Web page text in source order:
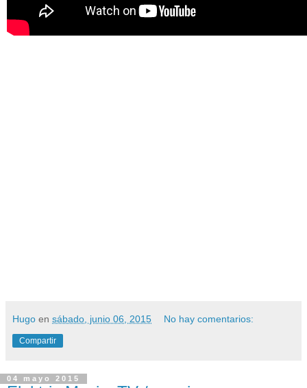
Hugo en sábado, junio 06, 2015 No hay comentarios:
Compartir
04 mayo 2015